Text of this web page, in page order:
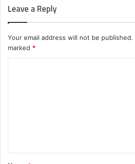
Leave a Reply
Your email address will not be published.
marked *
t